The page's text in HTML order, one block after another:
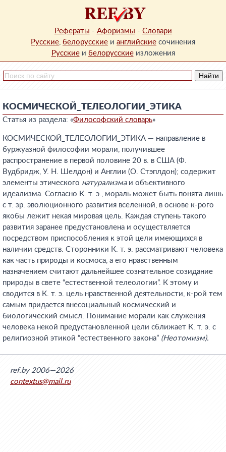
Рефераты - Афоризмы - Словари
Русские, белорусские и английские сочинения
Русскиеи белорусскиеизложения
КОСМИЧЕСКОЙ_ТЕЛЕОЛОГИИ_ЭТИКА
Статья из раздела: «Философский словарь»
КОСМИЧЕСКОЙ_ТЕЛЕОЛОГИИ_ЭТИКА — направление в
буржуазной философии морали, получившее
распространение в первой половине 20 в. в США (Ф.
Вудбридж, У. Н. Шелдон) и Англии (О. Стэплдон); содержит
элементы этического натурализмаи объективного
идеализма. Согласно К. т. э., мораль может быть понята лишь
с т. зр. эволюционного развития вселенной, в основе к-рого
якобы лежит некая мировая цель. Каждая ступень такого
развития заранее предустановлена и осуществляется
посредством приспособления к этой цели имеющихся в
наличии средств. Сторонники К. т. э. рассматривают человека
как часть природы и космоса, а его нравственным
назначением считают дальнейшее сознательное созидание
природы в свете “естественной телеологии”. К этому и
сводится в К. т. э. цель нравственной деятельности, к-рой тем
самым придается внесоциальный космический и
биологический смысл. Понимание морали как служения
человека некой предустановленной цели сближает К. т. э. с
религиозной этикой “естественного закона” (Неотомизм).
ref.by 2006—2026
contextus@mail.ru